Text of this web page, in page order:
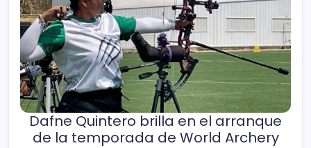
Dafne Quintero brilla en el arranque
de la temporada de World Archery